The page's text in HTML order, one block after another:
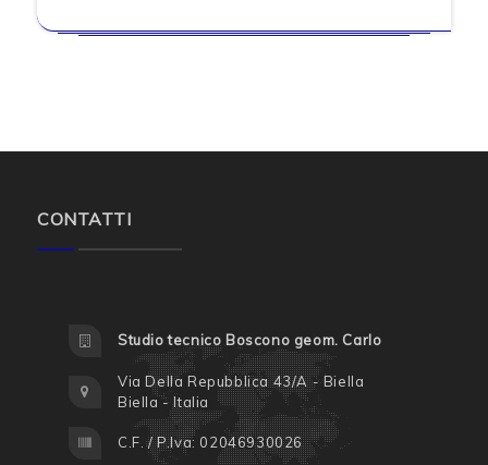
CONTATTI
Studio tecnico Boscono geom. Carlo
Via Della Repubblica 43/A - Biella
Biella - Italia
C.F. / P.Iva: 02046930026